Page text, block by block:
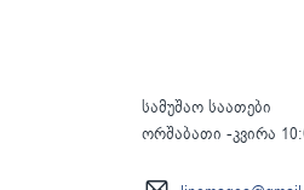
სამუშაო საათები
ორშაბათი -კვირა